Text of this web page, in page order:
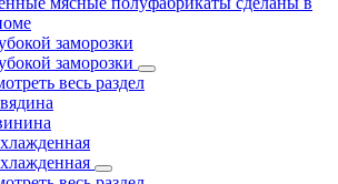
заморозки
заморозки
весь раздел